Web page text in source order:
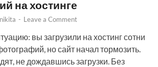
на хостинге
nikita - Leave a Comment
вы загрузили на хостинг сотни
но сайт начал тормозить.
не дождавшись загрузки. Без